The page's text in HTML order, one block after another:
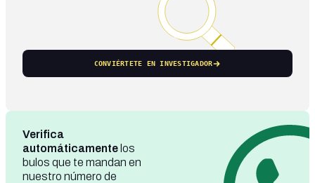
CONVIÉRTETE EN INVESTIGADOR
Verifica
automáticamente los
bulos que te mandan en
nuestro número de